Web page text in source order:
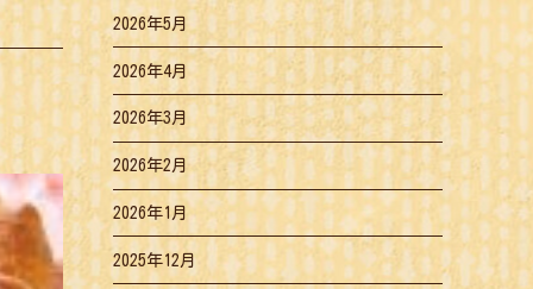
2026年5月
2026年4月
2026年3月
2026年2月
2026年1月
2025年12月